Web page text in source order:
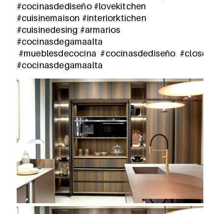
#cocinasdediseño #lovekitchen
#cuisinemaison #interiorktichen
#cuisinedesing #armarios
#cocinasdegamaalta
#mueblesdecocina #cocinasdediseño #closet
#cocinasdegamaalta